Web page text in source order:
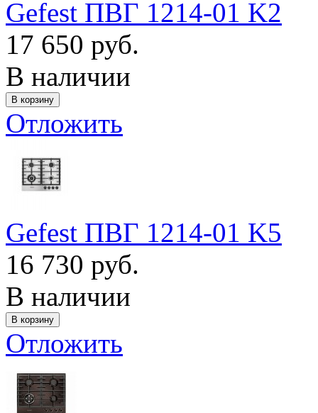
Gefest ПВГ 1214-01 K2
17 650 руб.
В наличии
Отложить
Gefest ПВГ 1214-01 K5
16 730 руб.
В наличии
Отложить